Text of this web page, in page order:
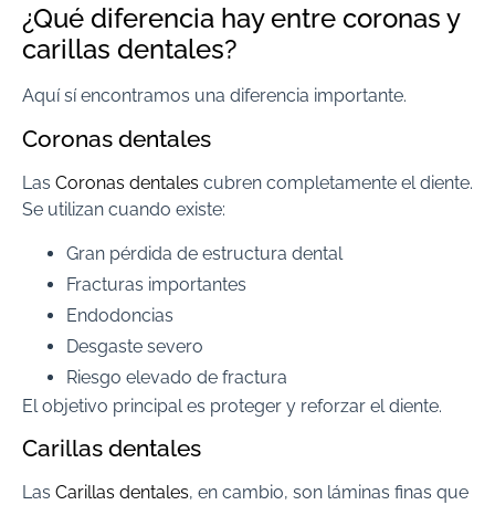
¿Qué diferencia hay entre coronas y
carillas dentales?
Aquí sí encontramos una diferencia importante.
Coronas dentales
Las Coronas dentales cubren completamente el diente.
Se utilizan cuando existe:
Gran pérdida de estructura dental
Fracturas importantes
Endodoncias
Desgaste severo
Riesgo elevado de fractura
El objetivo principal es proteger y reforzar el diente.
Carillas dentales
Las Carillas dentales, en cambio, son láminas finas que